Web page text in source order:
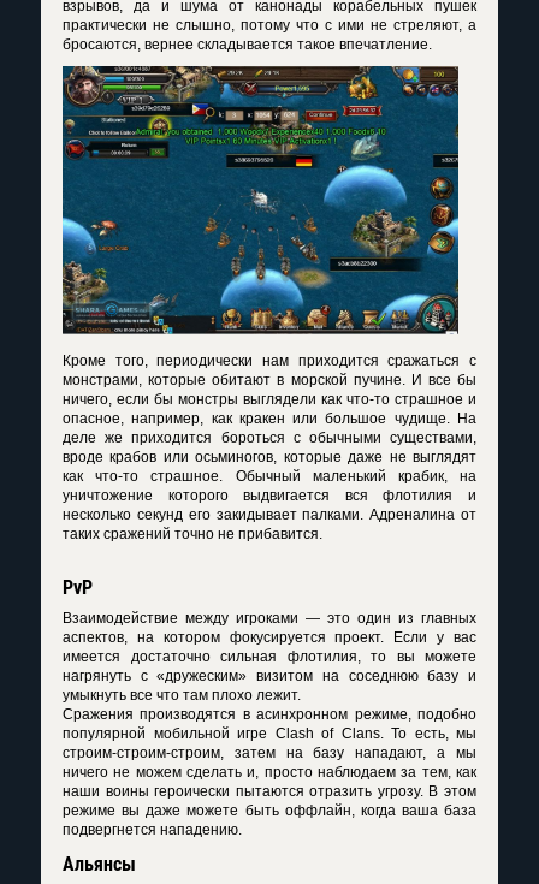
взрывов, да и шума от канонады корабельных пушек
практически не слышно, потому что с ими не стреляют, а
бросаются, вернее складывается такое впечатление.
Кроме того, периодически нам приходится сражаться с
монстрами, которые обитают в морской пучине. И все бы
ничего, если бы монстры выглядели как что-то страшное и
опасное, например, как кракен или большое чудище. На
деле же приходится бороться с обычными существами,
вроде крабов или осьминогов, которые даже не выглядят
как что-то страшное. Обычный маленький крабик, на
уничтожение которого выдвигается вся флотилия и
несколько секунд его закидывает палками. Адреналина от
таких сражений точно не прибавится.
PvP
Взаимодействие между игроками — это один из главных
аспектов, на котором фокусируется проект. Если у вас
имеется достаточно сильная флотилия, то вы можете
нагрянуть с «дружеским» визитом на соседнюю базу и
умыкнуть все что там плохо лежит.
Сражения производятся в асинхронном режиме, подобно
популярной мобильной игре Clash of Clans. То есть, мы
строим-строим-строим, затем на базу нападают, а мы
ничего не можем сделать и, просто наблюдаем за тем, как
наши воины героически пытаются отразить угрозу. В этом
режиме вы даже можете быть оффлайн, когда ваша база
подвергнется нападению.
Альянсы